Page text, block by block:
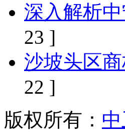
深入解析
23 ]
沙坡头区
22 ]
版权所有：